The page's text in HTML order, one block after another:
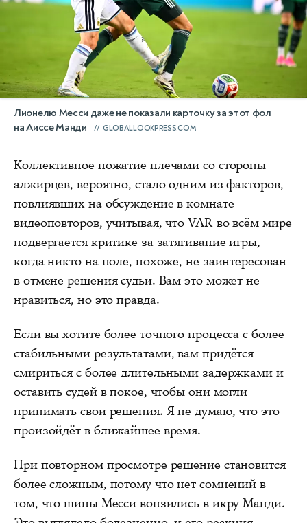
Лионелю Месси даже не показали карточку за этот фол
на Аиссе Манди
GLOBALLOOKPRESS.COM
Коллективное пожатие плечами со стороны
алжирцев, вероятно, стало одним из факторов,
повлиявших на обсуждение в комнате
видеоповторов, учитывая, что VAR во всём мире
подвергается критике за затягивание игры,
когда никто на поле, похоже, не заинтересован
в отмене решения судьи. Вам это может не
нравиться, но это правда.
Если вы хотите более точного процесса с более
стабильными результатами, вам придётся
смириться с более длительными задержками и
оставить судей в покое, чтобы они могли
принимать свои решения. Я не думаю, что это
произойдёт в ближайшее время.
При повторном просмотре решение становится
более сложным, потому что нет сомнений в
том, что шипы Месси вонзились в икру Манди.